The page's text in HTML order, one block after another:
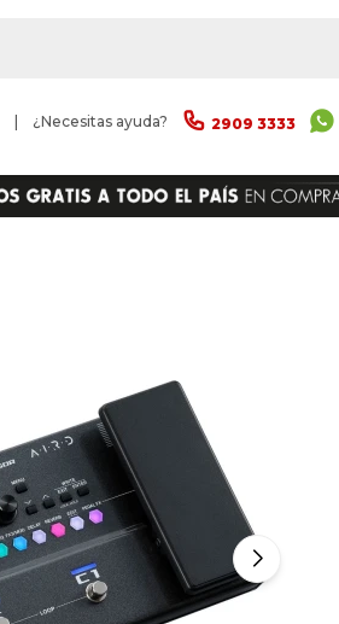
¿Necesitas ayuda? 2909 3333